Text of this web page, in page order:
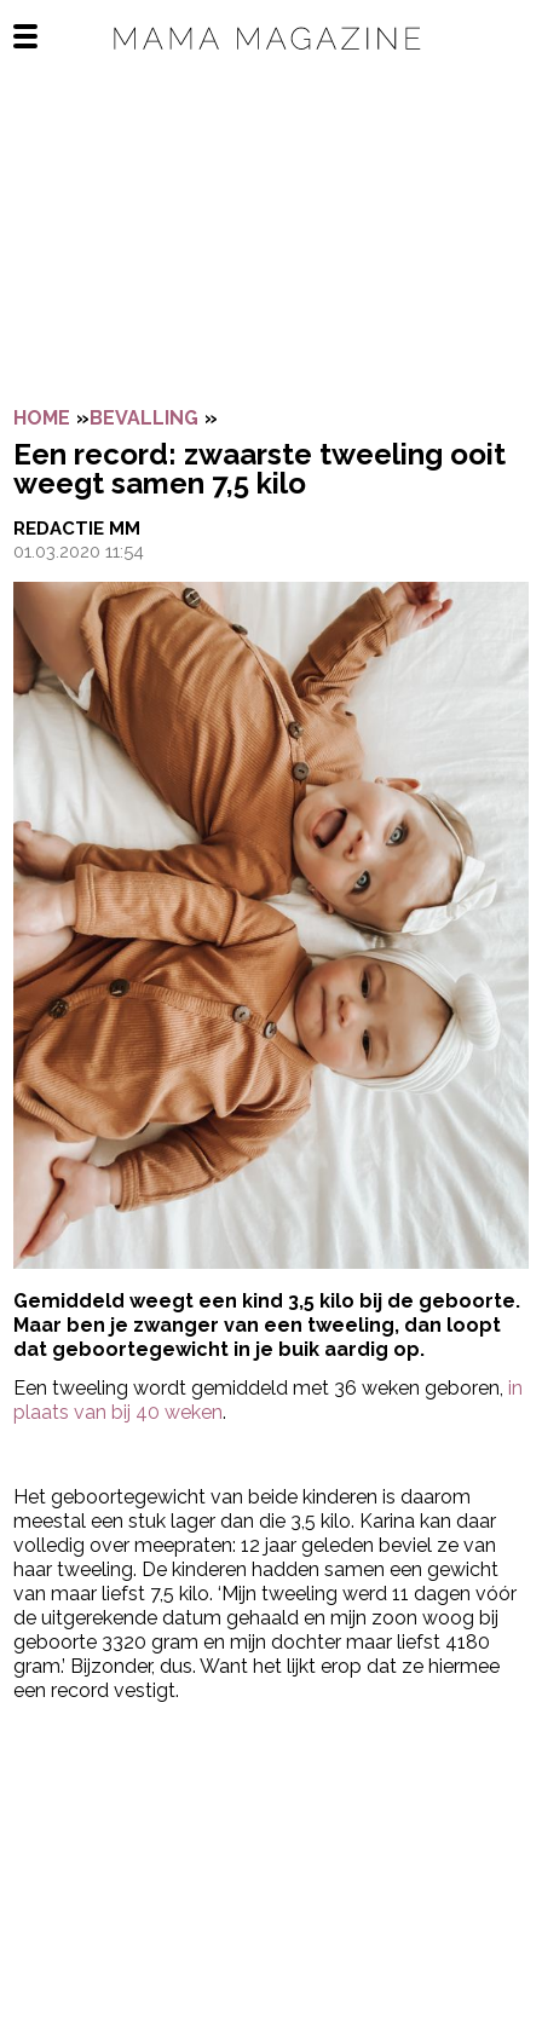
Open het mobiele menu
HOME »BEVALLING »
Een record: zwaarste tweeling ooit
weegt samen 7,5 kilo
REDACTIE MM
01.03.2020 11:54
Gemiddeld weegt een kind 3,5 kilo bij de geboorte.
Maar ben je zwanger van een tweeling, dan loopt
dat geboortegewicht in je buik aardig op.
Een tweeling wordt gemiddeld met 36 weken geboren, in
plaats van bij 40 weken.
Het geboortegewicht van beide kinderen is daarom
meestal een stuk lager dan die 3,5 kilo. Karina kan daar
volledig over meepraten: 12 jaar geleden beviel ze van
haar tweeling. De kinderen hadden samen een gewicht
van maar liefst 7,5 kilo. ‘Mijn tweeling werd 11 dagen vóór
de uitgerekende datum gehaald en mijn zoon woog bij
geboorte 3320 gram en mijn dochter maar liefst 4180
gram.’ Bijzonder, dus. Want het lijkt erop dat ze hiermee
een record vestigt.